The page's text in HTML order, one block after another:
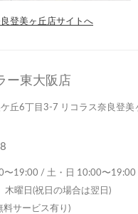
登美ヶ丘店サイトへ
ー東大阪店
丘6丁目3-7 リコラス奈良登美
〜19:00 / 土・日 10:00〜19:00
木曜日(祝日の場合は翌日)
料サービス有り)